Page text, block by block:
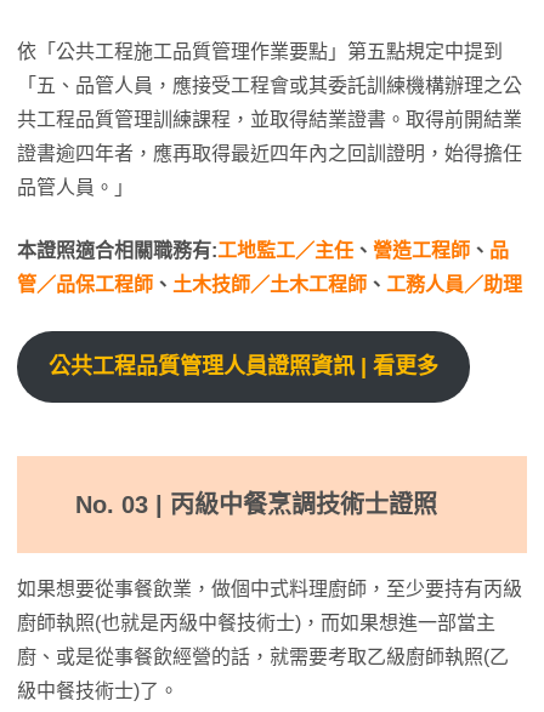
依「公共工程施工品質管理作業要點」第五點規定中提到
「五、品管人員，應接受工程會或其委託訓練機構辦理之公
共工程品質管理訓練課程，並取得結業證書。取得前開結業
證書逾四年者，應再取得最近四年內之回訓證明，始得擔任
品管人員。」
本證照適合相關職務有:工地監工／主任 、 營造工程師 、 品
管／品保工程師 、 土木技師／土木工程師 、 工務人員／助理
公共工程品質管理人員證照資訊 | 看更多
No. 03 | 丙級中餐烹調技術士證照
如果想要從事餐飲業，做個中式料理廚師，至少要持有丙級
廚師執照(也就是丙級中餐技術士)，而如果想進一部當主
廚、或是從事餐飲經營的話，就需要考取乙級廚師執照(乙
級中餐技術士)了。